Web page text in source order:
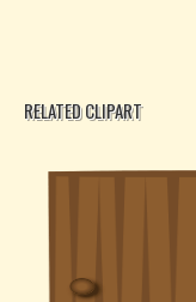
RELATED CLIPART